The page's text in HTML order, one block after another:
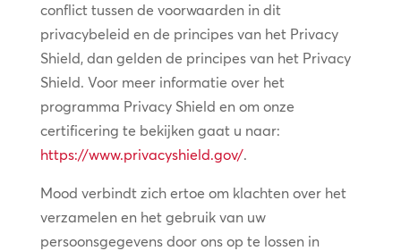
conflict tussen de voorwaarden in dit
privacybeleid en de principes van het Privacy
Shield, dan gelden de principes van het Privacy
Shield. Voor meer informatie over het
programma Privacy Shield en om onze
certificering te bekijken gaat u naar:
https://www.privacyshield.gov/.
Mood verbindt zich ertoe om klachten over het
verzamelen en het gebruik van uw
persoonsgegevens door ons op te lossen in